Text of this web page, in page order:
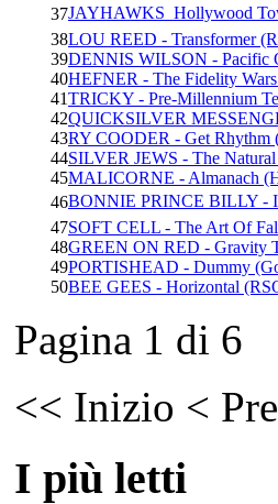
37JAYHAWKS  Hollywood
38LOU REED - Transformer
39DENNIS WILSON - Pacific
40HEFNER - The Fidelity
41TRICKY - Pre-Millennium
42QUICKSILVER
43RY COODER - Get Rhythm
44SILVER JEWS - The
45MALICORNE - Almanach
46BONNIE PRINCE BILLY -
47SOFT CELL - The Art Of
48GREEN ON RED - Gravity
49PORTISHEAD - Dummy
50BEE GEES - Horizontal
Pagina 1 di 6
<< Inizio <
I più letti